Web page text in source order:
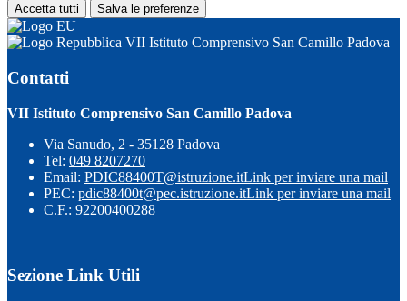
Accetta tutti Salva le preferenze
VII Istituto Comprensivo San Camillo Padova
Contatti
VII Istituto Comprensivo San Camillo Padova
Via Sanudo, 2 - 35128 Padova
Tel: 049 8207270
Email: PDIC88400T@istruzione.itLink per inviare una mail
PEC: pdic88400t@pec.istruzione.itLink per inviare una mail
C.F.: 92200400288
Sezione Link Utili